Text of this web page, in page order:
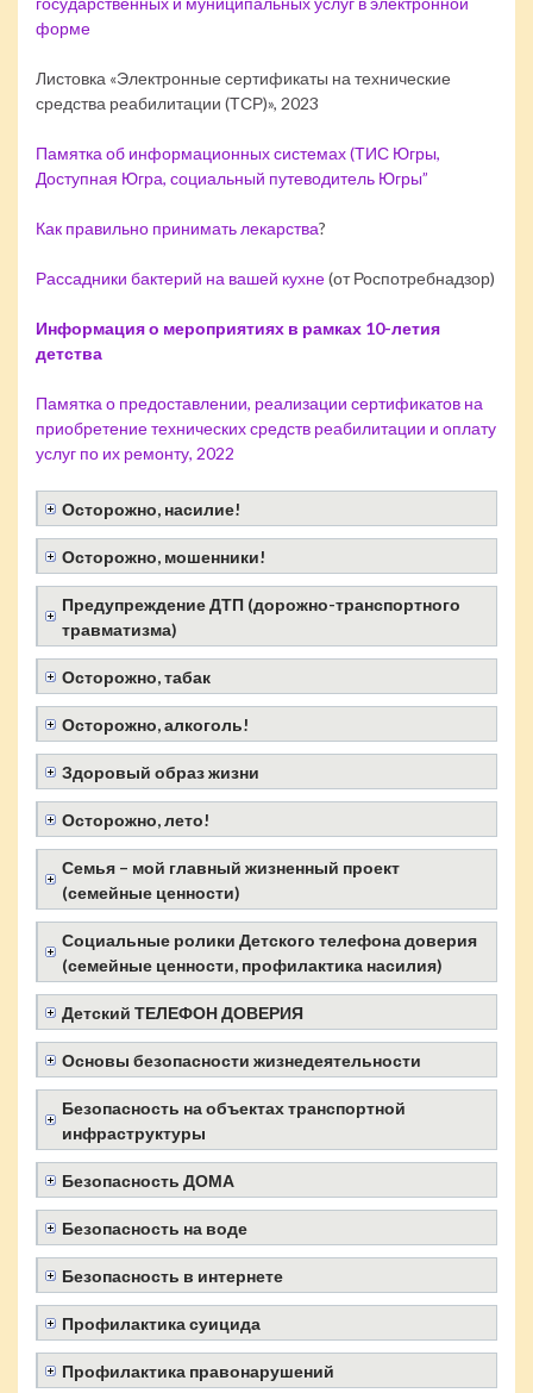
форме
Листовка «Электронные сертификаты на технические
средства реабилитации (ТСР)», 2023
Памятка об информационных системах (ТИС Югры,
Доступная Югра, социальный путеводитель Югры”
Как правильно принимать лекарства?
Рассадники бактерий на вашей кухне(от Роспотребнадзор)
Информация о мероприятиях в рамках 10-летия
детства
Памятка о предоставлении, реализации сертификатов на
приобретение технических средств реабилитации и оплату
услуг по их ремонту, 2022
Осторожно, насилие!
Осторожно, мошенники!
Предупреждение ДТП (дорожно-транспортного
травматизма)
Осторожно, табак
Осторожно, алкоголь!
Здоровый образ жизни
Осторожно, лето!
Семья – мой главный жизненный проект
(семейные ценности)
Социальные ролики Детского телефона доверия
(семейные ценности, профилактика насилия)
Детский ТЕЛЕФОН ДОВЕРИЯ
Основы безопасности жизнедеятельности
Безопасность на объектах транспортной
инфраструктуры
Безопасность ДОМА
Безопасность на воде
Безопасность в интернете
Профилактика суицида
Профилактика правонарушений